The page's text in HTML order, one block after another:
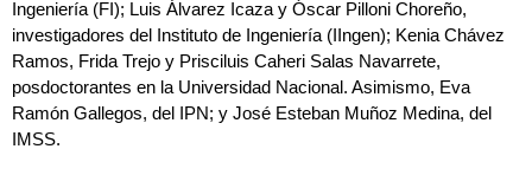
Ingeniería (FI); Luis Álvarez Icaza y Óscar Pilloni Choreño,
investigadores del Instituto de Ingeniería (IIngen); Kenia Chávez
Ramos, Frida Trejo y Prisciluis Caheri Salas Navarrete,
posdoctorantes en la Universidad Nacional. Asimismo, Eva
Ramón Gallegos, del IPN; y José Esteban Muñoz Medina, del
IMSS.